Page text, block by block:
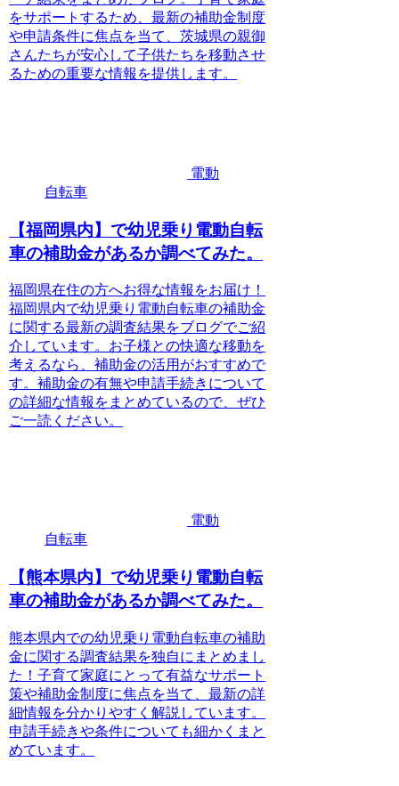
をサポートするため、最新の補助金制度
や申請条件に焦点を当て、茨城県の親御
さんたちが安心して子供たちを移動させ
るための重要な情報を提供します。
電動
自転車
【福岡県内】で幼児乗り電動自転
車の補助金があるか調べてみた。
福岡県在住の方へお得な情報をお届け！
福岡県内で幼児乗り電動自転車の補助金
に関する最新の調査結果をブログでご紹
介しています。お子様との快適な移動を
考えるなら、補助金の活用がおすすめで
す。補助金の有無や申請手続きについて
の詳細な情報をまとめているので、ぜひ
ご一読ください。
電動
自転車
【熊本県内】で幼児乗り電動自転
車の補助金があるか調べてみた。
熊本県内での幼児乗り電動自転車の補助
金に関する調査結果を独自にまとめまし
た！子育て家庭にとって有益なサポート
策や補助金制度に焦点を当て、最新の詳
細情報を分かりやすく解説しています。
申請手続きや条件についても細かくまと
めています。